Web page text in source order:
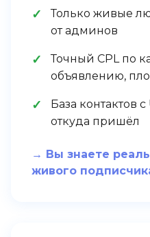
Только живые
от админов
Точный CPL по
объявлению,
База контактов с
откуда пришёл
→ Вы знаете
живого